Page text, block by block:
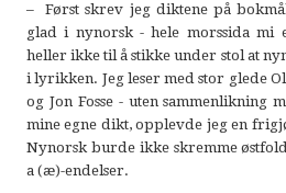
– Først skrev jeg diktene på
glad i nynorsk - hele morssida mi
heller ikke til å stikke under stol at
i lyrikken. Jeg leser med stor glede
og Jon Fosse - uten sammenlikning
mine egne dikt, opplevde jeg en
Nynorsk burde ikke skremme
a (æ)-endelser.